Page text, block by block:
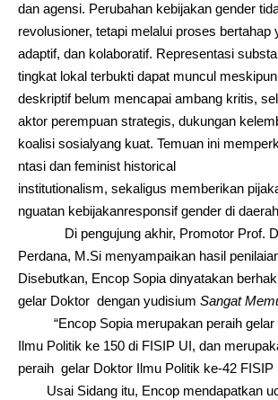
dan agensi. Perubahan kebijakan gender
revolusioner, tetapi melalui proses bertahap
adaptif, dan kolaboratif. Representasi
tingkat lokal terbukti dapat muncul
deskriptif belum mencapai ambang kritis,
aktor perempuan strategis, dukungan
koalisi sosialyang kuat. Temuan ini
ntasi dan feminist historical
institutionalism, sekaligus memberikan
nguatan kebijakanresponsif gender di
Di pengujung akhir, Promotor Prof.
Perdana, M.Si menyampaikan hasil
Disebutkan, Encop Sopia dinyatakan
gelar Doktor dengan yudisium Sangat
“Encop Sopia merupakan peraih gelar
Ilmu Politik ke 150 di FISIP UI, dan
peraih gelar Doktor Ilmu Politik ke-42 FISIP
Usai Sidang itu, Encop mendapatkan